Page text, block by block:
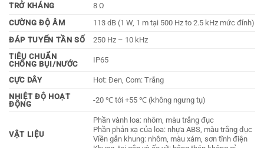
TRỞ KHÁNG
8 Ω
CƯỜNG ĐỘ ÂM
113 dB (1 W, 1 m tại 500 Hz to 2.5 kHz mức đỉnh)
ĐÁP TUYẾN TẦN SỐ
250 Hz – 10 kHz
TIÊU CHUẨN
CHỐNG BỤI/NƯỚC
IP65
CỰC DÂY
Hot: Đen, Com: Trắng
NHIỆT ĐỘ HOẠT
ĐỘNG
-20 ℃ tới +55 ℃ (không ngưng tụ)
VẬT LIỆU
Phần vành loa: nhôm, màu trắng đục
Phần phản xạ của loa: nhựa ABS, màu trắng đục
Viền gắn khung: nhôm, màu xám, sơn tĩnh điện